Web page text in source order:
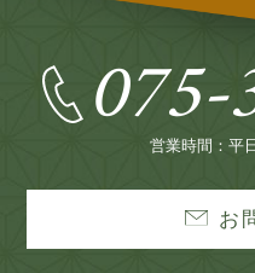
営業時間：平
お